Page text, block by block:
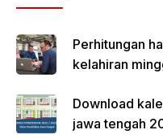
Perhitungan
kelahiran
Download
jawa tengah